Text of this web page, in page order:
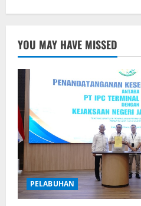
YOU MAY HAVE MISSED
PELABUHAN